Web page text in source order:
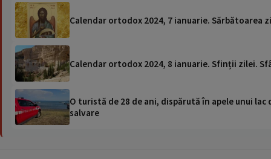
Calendar ortodox 2024, 7 ianuarie. Sărbătoarea
Calendar ortodox 2024, 8 ianuarie. Sfinții zilei.
O turistă de 28 de ani, dispărută în apele unui
salvare